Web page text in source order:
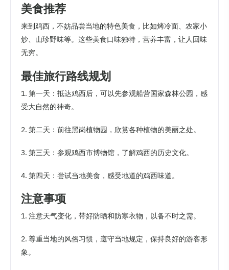
美食推荐
来到鸡西，不妨品尝当地的特色美食，比如烤冷面、农家小
炒、山珍野味等。这些美食口味独特，营养丰富，让人回味
无穷。
最佳旅行路线规划
1. 第一天：抵达鸡西后，可以先参观船营国家森林公园，感
受大自然的神奇。
2. 第二天：前往黑岗植物园，欣赏各种植物的美丽之处。
3. 第三天：参观鸡西市博物馆，了解鸡西的历史文化。
4. 第四天：尝试当地美食，感受地道的鸡西味道。
注意事项
1. 注意天气变化，带好防晒和防寒衣物，以备不时之需。
2. 尊重当地的风俗习惯，遵守当地规定，保持良好的游客形
象。